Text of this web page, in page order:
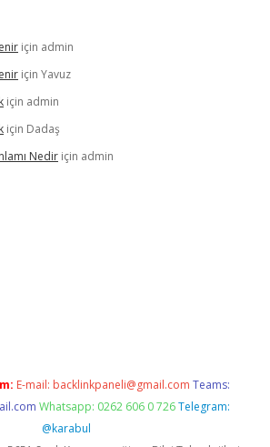
için admin
için Yavuz
için admin
için Dadaş
Nedir için admin
E-mail: backlinkpaneli@gmail.com Teams:
Whatsapp: 0262 606 0 726 Telegram:
@karabul